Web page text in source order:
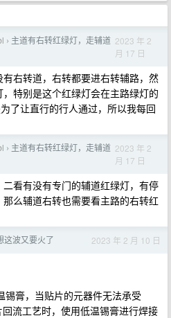
› 主道有右转红绿灯，走辅道 2023 年 2
月 17 日
右转道，右转都要进右转辅路，然
特别是这个红绿灯会在主路绿灯的
了让直行的行人通过，所以我每回
› 主道有右转红绿灯，走辅道 2023 年 2
月 17 日
看有没有专门的辅道红绿灯，有停
么辅道右转也需要看主路的右转红
这波又要火了 2023 年 2 月 10 日
膏，当贴片的元器件无法承受
流工艺时，使用低温锡膏进行焊接